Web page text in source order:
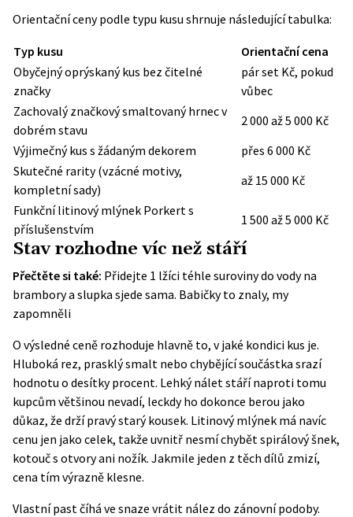
Orientační ceny podle typu kusu shrnuje následující tabulka:
Typ kusu
Orientační cena
Obyčejný oprýskaný kus bez čitelné
značky
pár set Kč, pokud
vůbec
Zachovalý značkový smaltovaný hrnec v
dobrém stavu
2 000 až 5 000 Kč
Výjimečný kus s žádaným dekorem
přes 6 000 Kč
Skutečné rarity (vzácné motivy,
kompletní sady)
až 15 000 Kč
Funkční litinový mlýnek Porkert s
příslušenstvím
1 500 až 5 000 Kč
Stav rozhodne víc než stáří
Přečtěte si také: Přidejte 1 lžíci téhle suroviny do vody na
brambory a slupka sjede sama. Babičky to znaly, my
zapomněli
O výsledné ceně rozhoduje hlavně to, v jaké kondici kus je.
Hluboká rez, prasklý smalt nebo chybějící součástka srazí
hodnotu o desítky procent. Lehký nálet stáří naproti tomu
kupcům většinou nevadí, leckdy ho dokonce berou jako
důkaz, že drží pravý starý kousek. Litinový mlýnek má navíc
cenu jen jako celek, takže uvnitř nesmí chybět spirálový šnek,
kotouč s otvory ani nožík. Jakmile jeden z těch dílů zmizí,
cena tím výrazně klesne.
Vlastní past číhá ve snaze vrátit nález do zánovní podoby.